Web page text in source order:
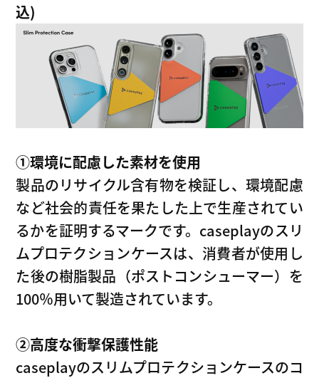
込)
①環境に配慮した素材を使用
製品のリサイクル含有物を検証し、環境配慮
など社会的責任を果たした上で生産されてい
るかを証明するマークです。caseplayのスリ
ムプロテクションケースは、消費者が使用し
た後の樹脂製品（ポストコンシューマー）を
100％用いて製造されています。
②高度な衝撃保護性能
caseplayのスリムプロテクションケースのコ